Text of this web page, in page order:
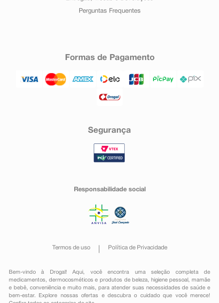
Perguntas Frequentes
Formas de Pagamento
Segurança
Responsabilidade social
Termos de uso Política de Privacidade
Bem-vindo à Drogal! Aqui, você encontra uma seleção completa de
medicamentos , dermocosméticos e produtos de beleza, higiene pessoal ,mamãe
e bebê, conveniênciae muito mais, para atender suas necessidades de saúde e
bem-estar. Explore nossas ofertas e descubra o cuidado que você merece!